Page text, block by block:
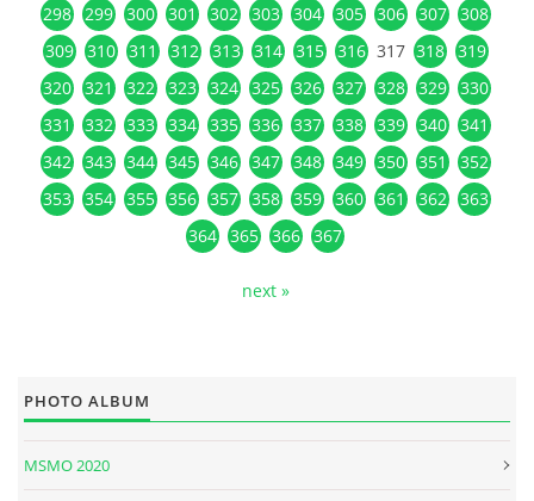
298 299 300 301 302 303 304 305 306 307 308
309 310 311 312 313 314 315 316 317 318 319
320 321 322 323 324 325 326 327 328 329 330
331 332 333 334 335 336 337 338 339 340 341
342 343 344 345 346 347 348 349 350 351 352
353 354 355 356 357 358 359 360 361 362 363
364 365 366 367
next »
PHOTO ALBUM
MSMO 2020